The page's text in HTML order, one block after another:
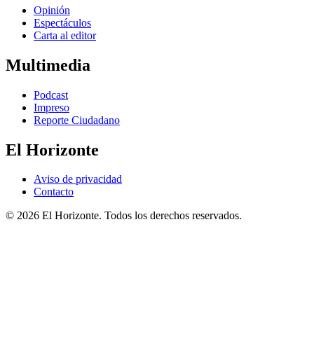
Opinión
Espectáculos
Carta al editor
Multimedia
Podcast
Impreso
Reporte Ciudadano
El Horizonte
Aviso de privacidad
Contacto
© 2026 El Horizonte. Todos los derechos reservados.